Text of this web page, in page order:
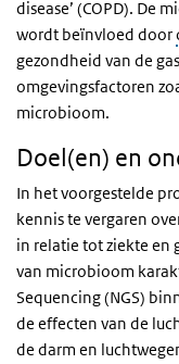
disease’ (COPD). De
wordt beïnvloed door
gezondheid van de
omgevingsfactoren
microbioom.
Doel(en) en
In het voorgestelde
kennis te vergaren
in relatie tot ziekte en
van microbioom
Sequencing (NGS)
de effecten van de
de darm en